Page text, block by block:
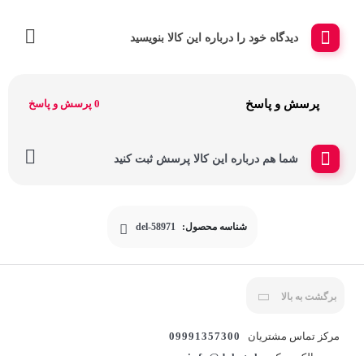
دیدگاه خود را درباره این کالا بنویسید
پرسش و پاسخ 0 پرسش و پاسخ
شما هم درباره این کالا پرسش ثبت کنید
شناسه محصول: del-58971
برگشت به بالا
مرکز تماس مشتریان
09991357300